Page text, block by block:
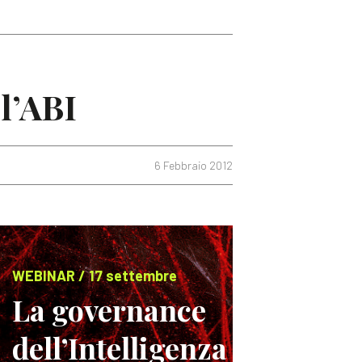
6 Febbraio 2012
WEBINAR / 17 settembre
La governance
dell’Intelligenza